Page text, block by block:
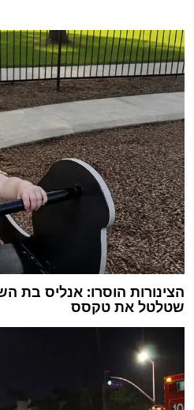
הצינורות הוסרו: אנליס בת
שטלטל את טקסס